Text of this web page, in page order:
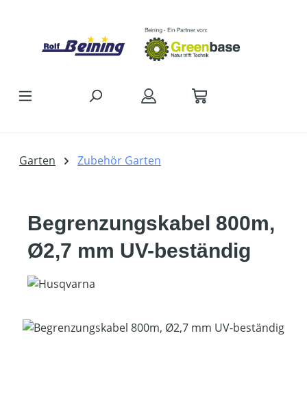
Garten Zubehör Garten
Begrenzungskabel 800m,
Ø2,7 mm UV-beständig
Bildergalerie überspringen